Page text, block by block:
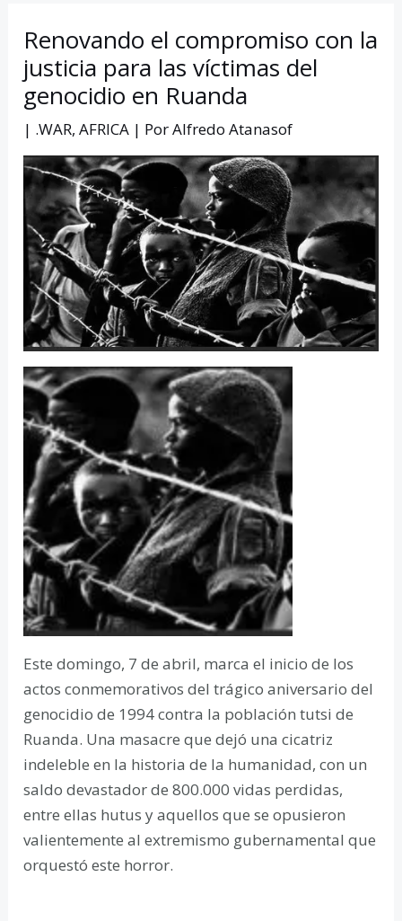
Renovando el compromiso con la
justicia para las víctimas del
genocidio en Ruanda
| .WAR,AFRICA | PorAlfredo Atanasof
Este domingo, 7 de abril, marca el inicio de los
actos conmemorativos del trágico aniversario del
genocidio de 1994 contra la población tutsi de
Ruanda. Una masacre que dejó una cicatriz
indeleble en la historia de la humanidad, con un
saldo devastador de 800.000 vidas perdidas,
entre ellas hutus y aquellos que se opusieron
valientemente al extremismo gubernamental que
orquestó este horror.